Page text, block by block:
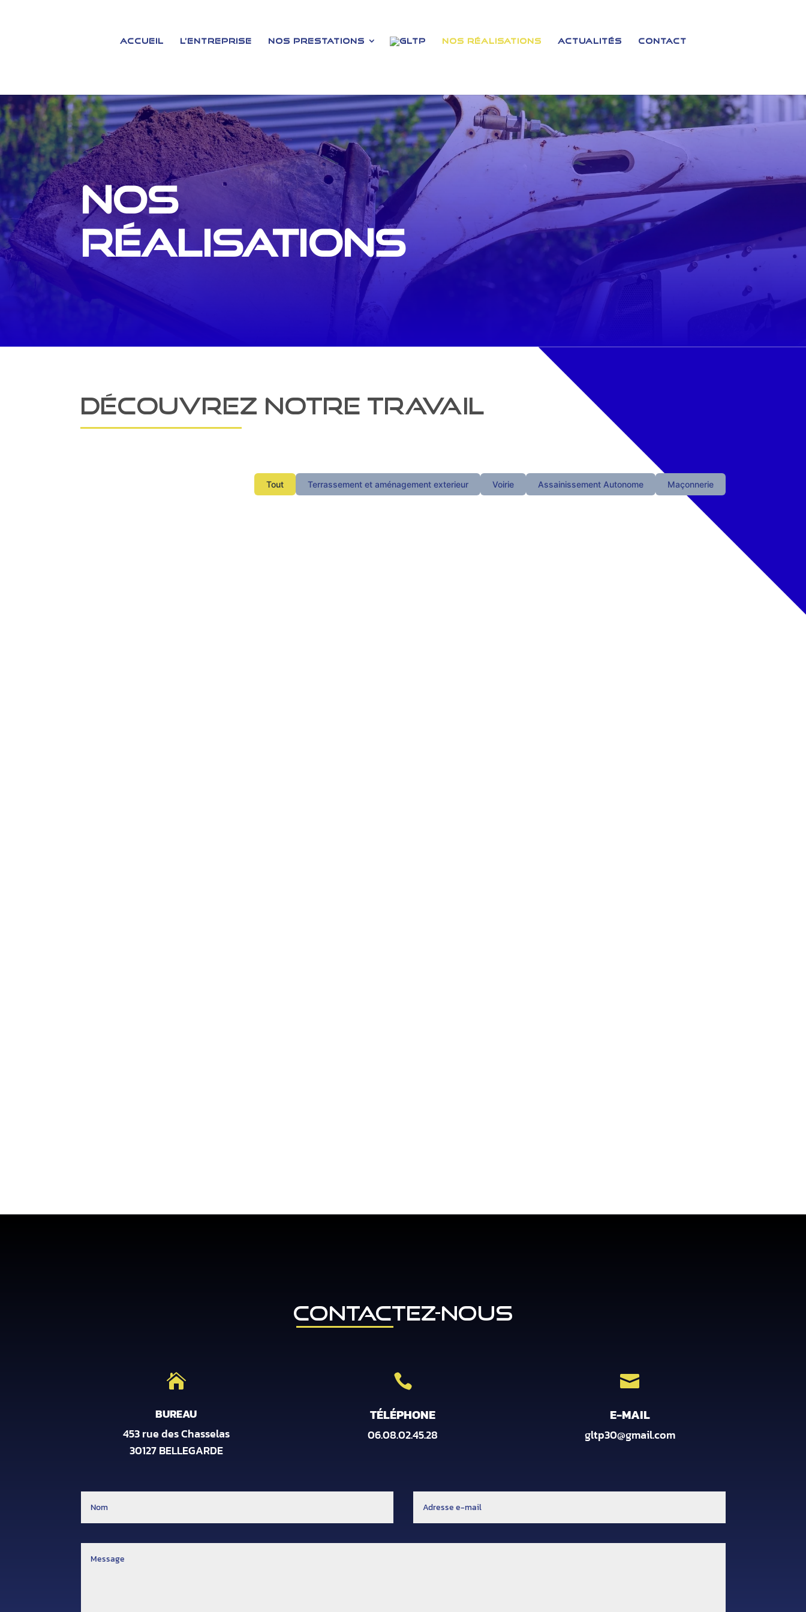
Accueil L’entreprise Nos Prestations Nos Réalisations Actualités Contact
Nos
réalisations
Découvrez notre travail
Tout Terrassement et aménagement exterieur Voirie Assainissement Autonome Maçonnerie
CONTACTEZ-NOUS

BUREAU
453 rue des Chasselas
30127 BELLEGARDE

TÉLÉPHONE
06.08.02.45.28

E-MAIL
gltp30@gmail.com